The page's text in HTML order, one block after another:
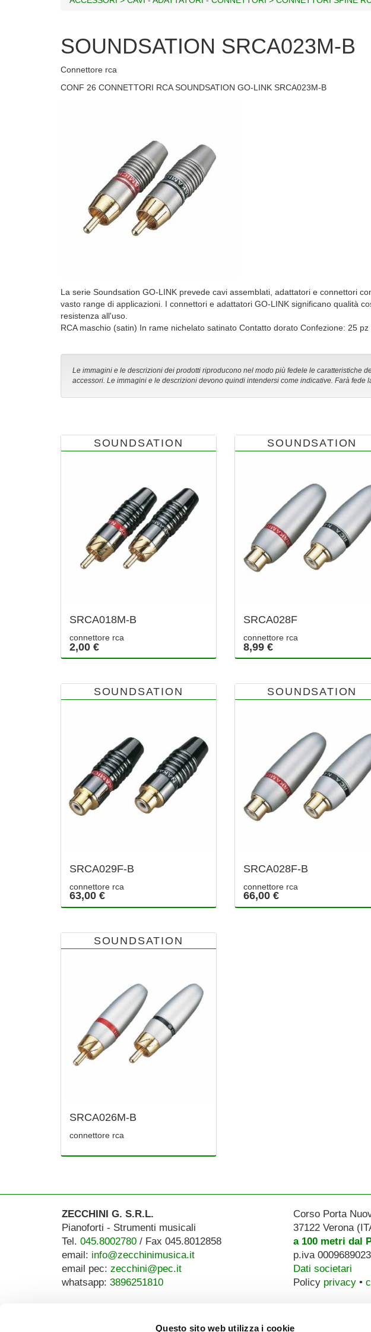
Questo sito web utilizza i cookie
SOUNDSATION SRCA023M-B
Connettore rca
CONF 26 CONNETTORI RCA SOUNDSATION GO-LINK SRCA023M-B
La serie Soundsation GO-LINK prevede cavi assemblati, adattatori e connettori
vasto range di applicazioni. I connettori e adattatori GO-LINK significano qualità
resistenza all'uso.
RCA maschio (satin) In rame nichelato satinato Contatto dorato Confezione: 25 pz
Le immagini e le descrizioni dei prodotti riproducono nel modo più fedele le caratteristiche
accessori. Le immagini e le descrizioni devono quindi intendersi come indicative. Farà fede
SOUNDSATION
SRCA018M-B
connettore rca
2,00 €
SOUNDSATION
SRCA028F
connettore rca
8,99 €
SOUNDSATION
SRCA029F-B
connettore rca
63,00 €
SOUNDSATION
SRCA028F-B
connettore rca
66,00 €
SOUNDSATION
SRCA026M-B
connettore rca
ZECCHINI G. S.R.L.
Pianoforti - Strumenti musicali
Tel. 045.8002780/ Fax 045.8012858
email: info@zecchinimusica.it
email pec: zecchini@pec.it
whatsapp: 3896251810
Corso Porta
37122 Verona
a 100 metri dal
p.iva
Dati societari
Policy privacy•